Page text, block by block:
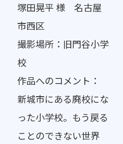
塚田晃平 様 名古屋
市西区
撮影場所：旧門谷小学
校
作品へのコメント：
新城市にある廃校にな
った小学校。もう戻る
ことのできない世界